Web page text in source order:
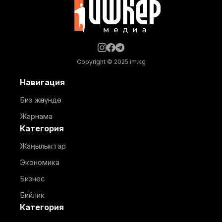
Copyright © 2025 im.kg
Навигация
Биз жөнүндө
Жарнама
Категория
Жаңылыктар
Экономика
Бизнес
Бийлик
Категория